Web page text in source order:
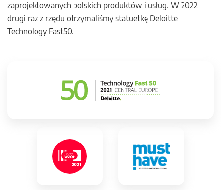
zaprojektowanych polskich produktów i usług. W 2022
drugi raz z rzędu otrzymaliśmy statuetkę Deloitte
Technology Fast50.